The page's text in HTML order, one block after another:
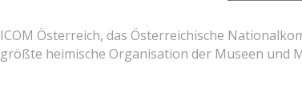
ICOM Österreich, das Österreichische
größte heimische Organisation der Museen und